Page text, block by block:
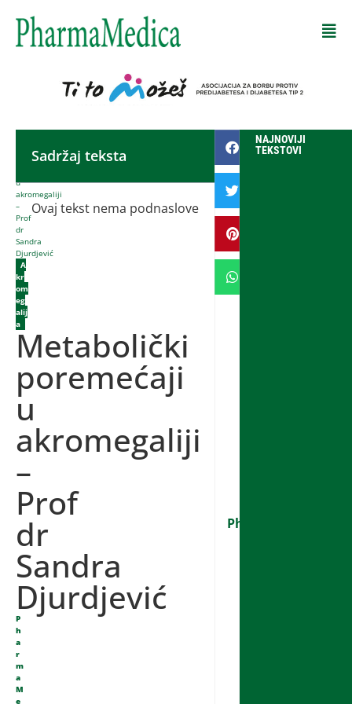
Metabolički
u
akromegaliji
–
Prof
dr
Sandra
Djurdjević
A
kr
om
eg
alij
aMetabolički
poremećaji
u
akromegaliji
–
Prof
dr
Sandra
Djurdjević
P
h
a
r
m
a
M
e
Sadržaj teksta
Ovaj tekst nema podnaslove
PharmaMedica
NAJNOVIJI
TEKSTOVI